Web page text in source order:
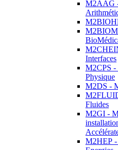
M2AAG
Interfaces
M2CPS -
Physique
M2DS -
Fluides
M2GI -
M2HEP -